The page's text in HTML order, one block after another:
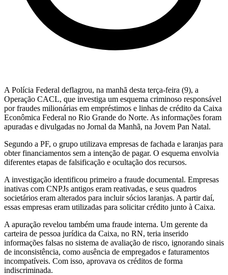
A Polícia Federal deflagrou, na manhã desta terça-feira (9), a
Operação CACL, que investiga um esquema criminoso responsável
por fraudes milionárias em empréstimos e linhas de crédito da Caixa
Econômica Federal no Rio Grande do Norte. As informações foram
apuradas e divulgadas no Jornal da Manhã, na Jovem Pan Natal.
Segundo a PF, o grupo utilizava empresas de fachada e laranjas para
obter financiamentos sem a intenção de pagar. O esquema envolvia
diferentes etapas de falsificação e ocultação dos recursos.
A investigação identificou primeiro a fraude documental. Empresas
inativas com CNPJs antigos eram reativadas, e seus quadros
societários eram alterados para incluir sócios laranjas. A partir daí,
essas empresas eram utilizadas para solicitar crédito junto à Caixa.
A apuração revelou também uma fraude interna. Um gerente da
carteira de pessoa jurídica da Caixa, no RN, teria inserido
informações falsas no sistema de avaliação de risco, ignorando sinais
de inconsistência, como ausência de empregados e faturamentos
incompatíveis. Com isso, aprovava os créditos de forma
indiscriminada.